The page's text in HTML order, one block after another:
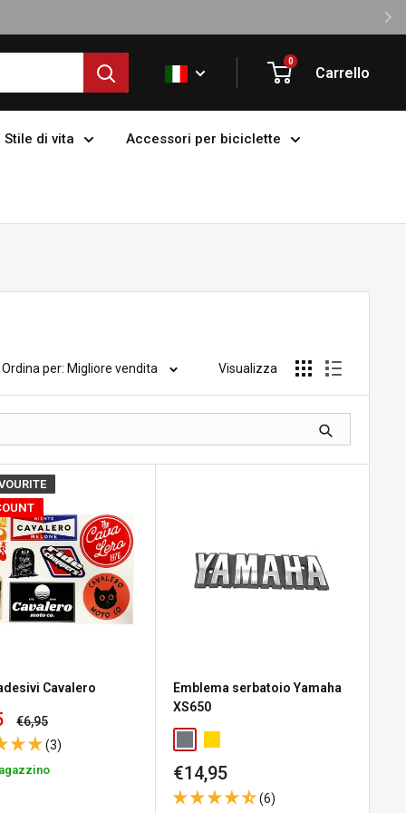
0
Carrello
Stile di vita Accessori per biciclette
Ordina per: Migliore vendita Visualizza
Cavalero
Prezzo
€6,95
(3)
Emblema serbatoio Yamaha
XS650
Prezzo
scontato
€14,95
(6)